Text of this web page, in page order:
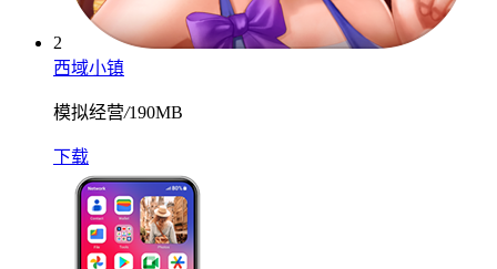
2
西域小镇
模拟经营/190MB
下载